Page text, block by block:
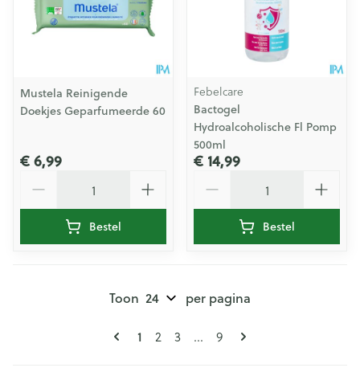
Mustela Reinigende
Doekjes Geparfumeerde 60
€ 6,99
Bestel
Febelcare
Bactogel
Hydroalcoholische Fl Pomp
500ml
€ 14,99
Bestel
Pagina's
U lees momenteel pagina
1 Pagina
2 Pagina
3 ... Pagina
9
Toon per pagina